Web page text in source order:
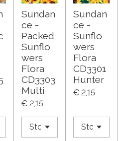
Sundan
ce -
Packed
Sunflo
wers
Flora
CD3303
Multi
€ 2,15
Sundan
ce -
Sunflo
wers
Flora
CD3301
Hunter
€ 2,15